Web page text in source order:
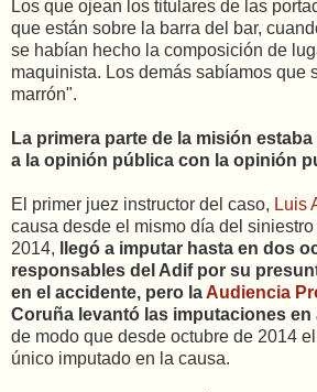
Los que ojean los titulares de las
que están sobre la barra del bar,
se habían hecho la composición de
maquinista. Los demás sabíamos que
marrón".
La primera parte de la misión
a la opinión pública con la opinión
El primer juez instructor del caso, Luis
causa desde el mismo día del
2014, llegó a imputar hasta en dos
responsables del Adif por su
en el accidente, pero la Audiencia
Coruña levantó las imputaciones
de modo que desde octubre de 2014
único imputado en la causa.